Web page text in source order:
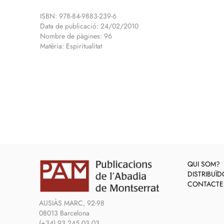
ISBN: 978-84-9883-239-6
Data de publicació: 24/02/2010
Nombre de pàgines: 96
Matèria: Espiritualitat
AUSIÀS MARC, 92-98
08013 Barcelona
QUI SOM?
CONTACTE